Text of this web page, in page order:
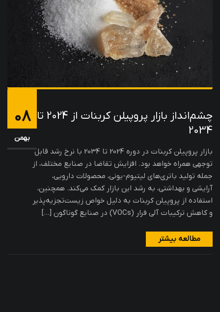
چشم‌انداز بازار پروپیلن کربنات از 2024 تا
2034
بازار پروپیلن کربنات در دوره 2024 تا 2034 با نرخ رشد قابل
توجهی همراه خواهد بود. افزایش تقاضا در صنایع مختلف، از
جمله تولید باتری‌های لیتیوم-یونی، محصولات دارویی،
آرایشی و بهداشتی، به رشد این بازار کمک می‌کند. همچنین،
استفاده از پروپیلن کربنات به دلیل خواص زیست‌تجزیه‌پذیر
و کاهش ترکیبات آلی فرار (VOCs) در صنایع گوناگون […]
08
بهمن
مطالعه بیشتر